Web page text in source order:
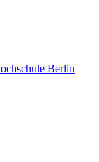
Berlin